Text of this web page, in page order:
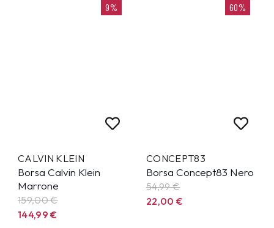
9%
CALVIN KLEIN
Borsa Calvin Klein
Marrone
159,00 €
144,99€
60%
CONCEPT83
Borsa Concept83 Nero
54,99€
22,00€